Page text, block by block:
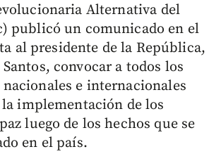
Alternativa del
publicó un comunicado en el
al presidente de la República,
convocar a todos los
e internacionales
implementación de los
luego de los hechos que se
en el país.